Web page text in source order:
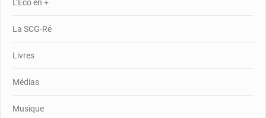
L’Eco en +
La SCG-Ré
Livres
Médias
Musique